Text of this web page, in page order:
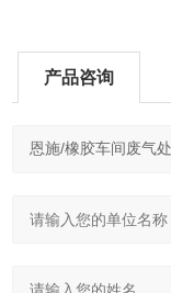
产品咨询